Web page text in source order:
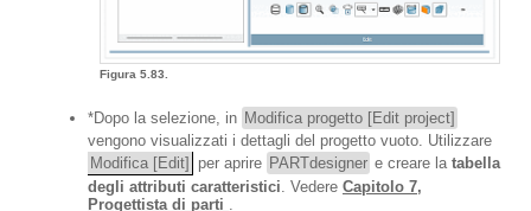
Figura 5.83.
*Dopo la selezione, in Modifica progetto [Edit project]
vengono visualizzati i dettagli del progetto vuoto. Utilizzare
Modifica [Edit] per aprire PARTdesigner e creare la tabella
degli attributi caratteristici . Vedere Capitolo 7,
Progettista di parti